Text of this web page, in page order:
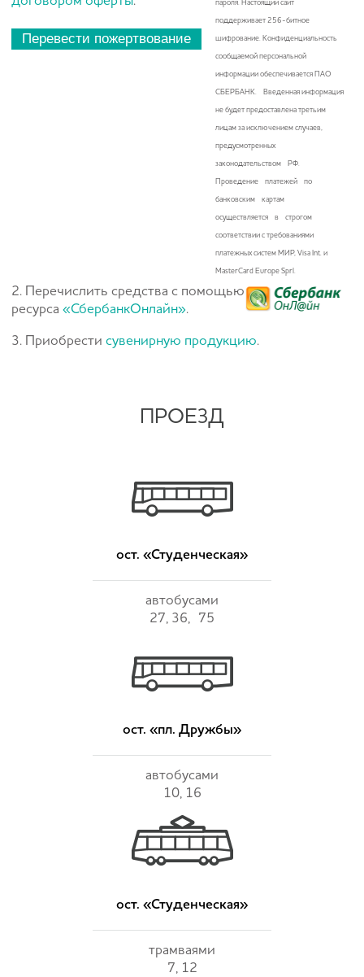
пароля. Настоящий сайт
поддерживает 256-битное
шифрование. Конфиденциальность
сообщаемой персональной
информации обеспечивается ПАО
СБЕРБАНК. Введенная информация
не будет предоставлена третьим
лицам за исключением случаев,
предусмотренных
законодательством РФ.
Проведение платежей по
банковским картам
осуществляется в строгом
соответствии с требованиями
платежных систем МИР, Visa Int. и
MasterCard Europe Sprl.
2. Перечислить средства с помощью
ресурса «СбербанкОнлайн».
3. Приобрести сувенирную продукцию.
ПРОЕЗД
ост. «Студенческая»
автобусами
27, 36, 75
ост. «пл. Дружбы»
автобусами
10, 16
ост. «Студенческая»
трамваями
7, 12